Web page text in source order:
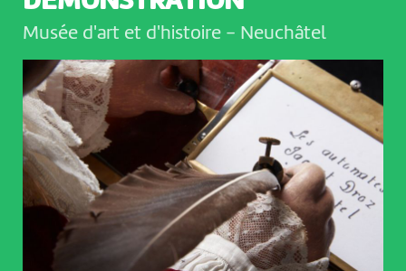
Musée d'art et d'histoire - Neuchâtel